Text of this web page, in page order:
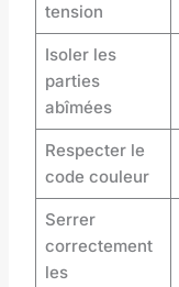
tension
Isoler les
parties
abîmées
Respecter le
code couleur
Serrer
correctement
les